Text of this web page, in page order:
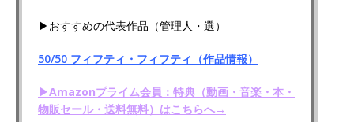
▶おすすめの代表作品（管理人・選）
50/50 フィフティ・フィフティ（作品情報）
▶Amazonプライム会員：特典（動画・音楽・本・
物販セール・送料無料）はこちらへ→